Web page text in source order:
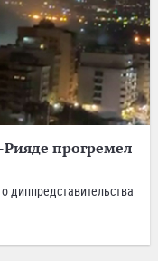
прогремел
диппредставительства